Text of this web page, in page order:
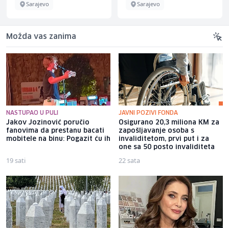
Sarajevo Sarajevo
Možda vas zanima
NASTUPAO U PULI
Jakov Jozinović poručio
fanovima da prestanu bacati
mobitele na binu: Pogazit ću ih
19 sati
JAVNI POZIVI FONDA
Osigurano 20,3 miliona KM za
zapošljavanje osoba s
invaliditetom, prvi put i za
one sa 50 posto invaliditeta
22 sata